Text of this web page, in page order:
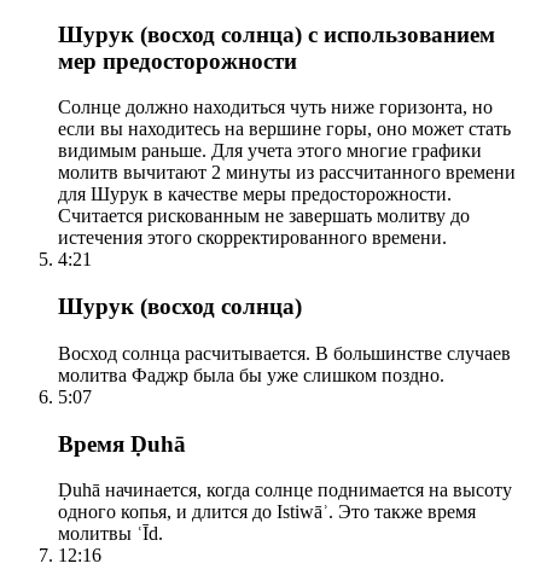
Шурук (восход солнца) с использованием
мер предосторожности
Солнце должно находиться чуть ниже горизонта, но
если вы находитесь на вершине горы, оно может стать
видимым раньше. Для учета этого многие графики
молитв вычитают 2 минуты из рассчитанного времени
для Шурук в качестве меры предосторожности.
Считается рискованным не завершать молитву до
истечения этого скорректированного времени.
4:21
Шурук (восход солнца)
Восход солнца расчитывается. В большинстве случаев
молитва Фаджр была бы уже слишком поздно.
5:07
Время Ḍuhā
Ḍuhā начинается, когда солнце поднимается на высоту
одного копья, и длится до Istiwāʾ. Это также время
молитвы ʿĪd.
12:16